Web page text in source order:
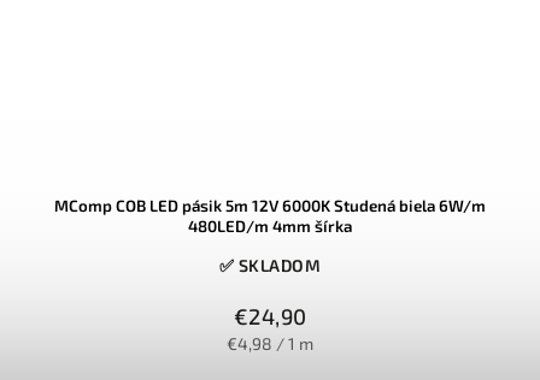
MComp COB LED pásik 5m 12V 6000K Studená biela 6W/m
480LED/m 4mm šírka
✅ SKLADOM
€24,90
€4,98 / 1 m